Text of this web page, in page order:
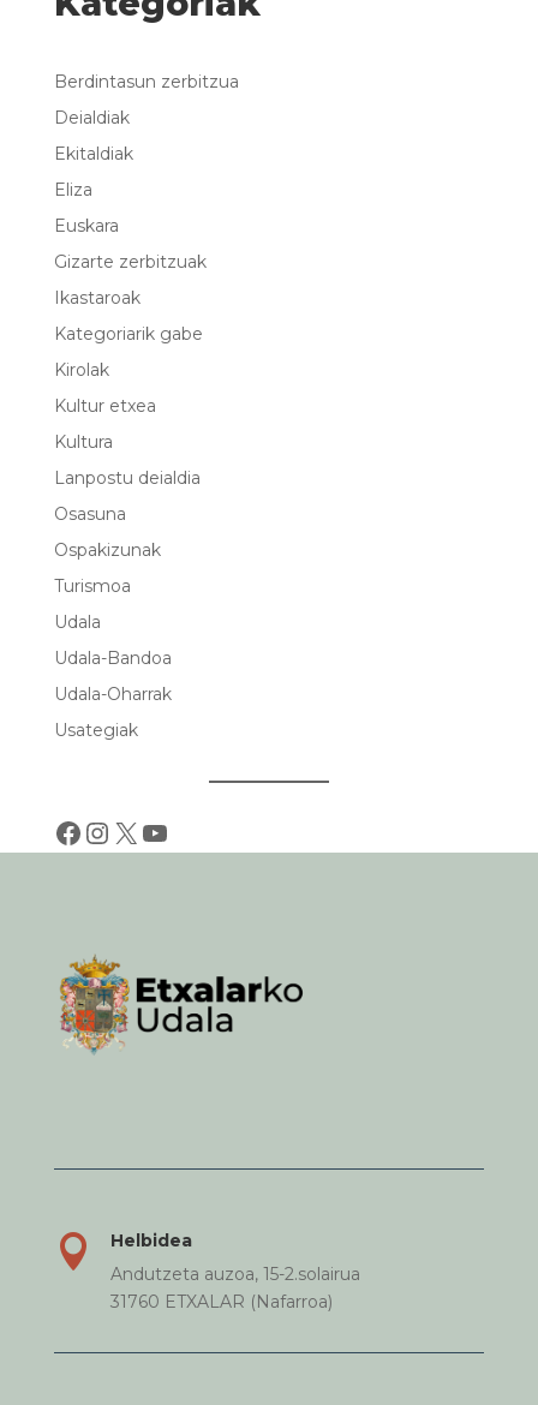
Berdintasun zerbitzua
Deialdiak
Ekitaldiak
Eliza
Euskara
Gizarte zerbitzuak
Ikastaroak
Kategoriarik gabe
Kirolak
Kultur etxea
Kultura
Lanpostu deialdia
Osasuna
Ospakizunak
Turismoa
Udala
Udala-Bandoa
Udala-Oharrak
Usategiak
Facebook
Instagram
X YouTube

Helbidea
Andutzeta auzoa, 15-2.solairua
31760 ETXALAR (Nafarroa)